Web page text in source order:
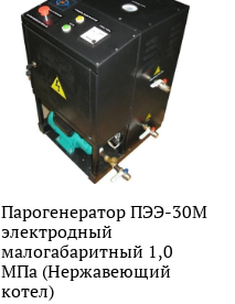
Парогенератор ПЭЭ-30М
электродный
малогабаритный 1,0
МПа (Нержавеющий
котел)